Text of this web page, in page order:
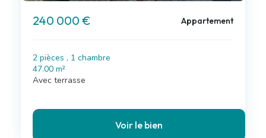
240 000 € Appartement
2 pièces , 1 chambre
47.00 m²
Avec terrasse
Voir le bien